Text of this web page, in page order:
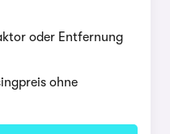
oder Entfernung
ohne